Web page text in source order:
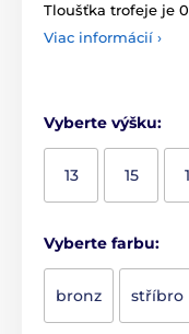
Tloušťka trofeje je
Viac informácií ›
Vyberte výšku:
13 15
Vyberte farbu:
bronz stříbro